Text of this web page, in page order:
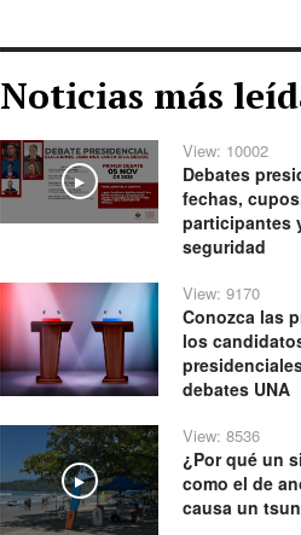
Noticias más
Play
View: 10002
Debates
fechas,
participantes
seguridad
View: 9170
Conozca las
los
debates UNA
Play
View: 8536
¿Por qué un
como el de
causa un